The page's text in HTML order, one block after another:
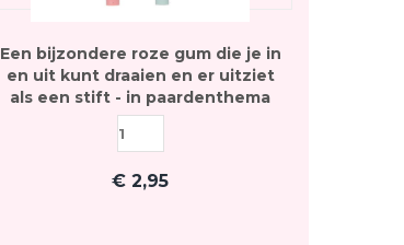
Een bijzondere roze gum die je in
en uit kunt draaien en er uitziet
als een stift - in paardenthema
€2,95